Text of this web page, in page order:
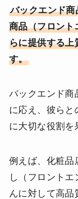
バックエンド
商品（フロント
らに提供する上
す。
バックエンド商
に応え、彼らと
に大切な役割を
例えば、化粧品
し（フロント
んに対して高品